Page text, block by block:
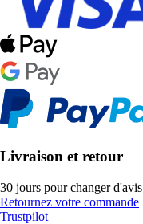
Livraison et retour
30 jours pour changer d'avis
Retournez votre commande
Trustpilot